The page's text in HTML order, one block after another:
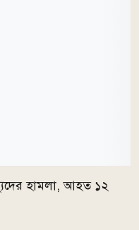
হামলা, আহত ১২